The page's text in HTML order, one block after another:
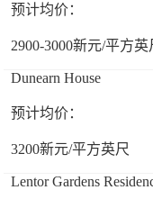
预计均价：
2900-3000新元/平方英
Dunearn House
预计均价：
3200新元/平方英尺
Lentor Gardens